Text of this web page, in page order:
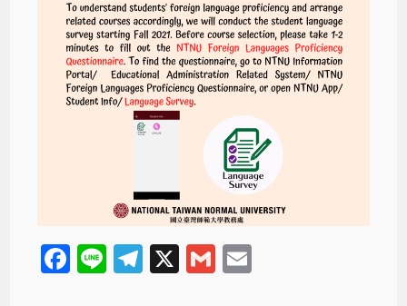
F
Li
T
X
G